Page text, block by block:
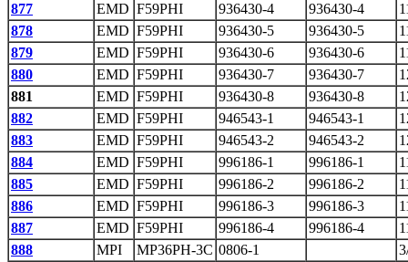
877
EMD F59PHI 936430-4 936430-4
878
EMD F59PHI 936430-5 936430-5
879
EMD F59PHI 936430-6 936430-6
880
EMD F59PHI 936430-7 936430-7
881
EMD F59PHI 936430-8 936430-8
882
EMD F59PHI 946543-1 946543-1
883
EMD F59PHI 946543-2 946543-2
884
EMD F59PHI 996186-1 996186-1
885
EMD F59PHI 996186-2 996186-2
886
EMD F59PHI 996186-3 996186-3
887
EMD F59PHI 996186-4 996186-4
888
MPI MP36PH-3C 0806-1